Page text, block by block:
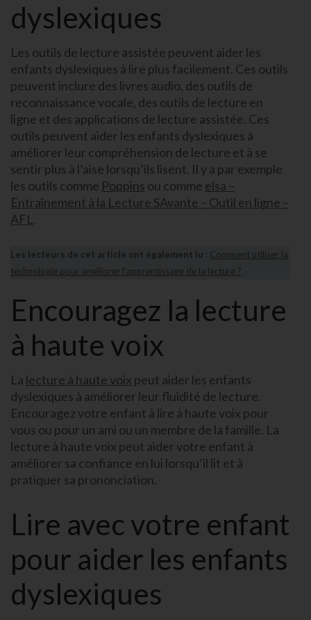
dyslexiques
Les outils de lecture assistée peuvent aider les
enfants dyslexiques à lire plus facilement. Ces outils
peuvent inclure des livres audio, des outils de
reconnaissance vocale, des outils de lecture en
ligne et des applications de lecture assistée. Ces
outils peuvent aider les enfants dyslexiques à
améliorer leur compréhension de lecture et à se
sentir plus à l’aise lorsqu’ils lisent. Il y a par exemple
les outils comme Poppins ou comme elsa –
Entraînement à la Lecture SAvante – Outil en ligne –
AFL .
Les lecteurs de cet article ont également lu : Comment utiliser la
technologie pour améliorer l’apprentissage de la lecture ?
Encouragez la lecture
à haute voix
La lecture à haute voix peut aider les enfants
dyslexiques à améliorer leur fluidité de lecture.
Encouragez votre enfant à lire à haute voix pour
vous ou pour un ami ou un membre de la famille. La
lecture à haute voix peut aider votre enfant à
améliorer sa confiance en lui lorsqu’il lit et à
pratiquer sa prononciation.
Lire avec votre enfant
pour aider les enfants
dyslexiques